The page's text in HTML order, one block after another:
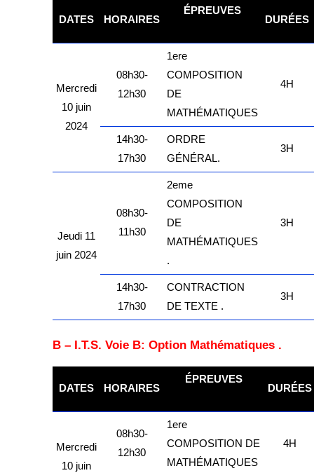
DATES HORAIRES
ÉPREUVES
DURÉES
Mercredi
10 juin
2024
08h30-
12h30
1ere
COMPOSITION
DE
MATHÉMATIQUES
4H
14h30-
17h30
ORDRE
GÉNÉRAL.
3H
Jeudi 11
juin 2024
08h30-
11h30
2eme
COMPOSITION
DE
MATHÉMATIQUES
.
3H
14h30-
17h30
CONTRACTION
DE TEXTE .
3H
B – I.T.S. Voie B: Option Mathématiques .
DATES HORAIRES
ÉPREUVES
DURÉES
Mercredi
10 juin
08h30-
12h30
1ere
COMPOSITION DE
MATHÉMATIQUES
4H